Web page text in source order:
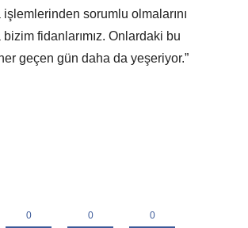
sorumlu olmalarını
fidanlarımız. Onlardaki bu
geçen gün daha da yeşeriyor.”